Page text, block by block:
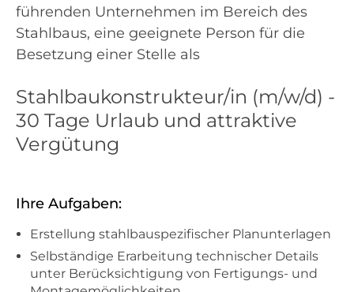
führenden Unternehmen im Bereich des
Stahlbaus, eine geeignete Person für die
Besetzung einer Stelle als
Stahlbaukonstrukteur/in (m/w/d) -
30 Tage Urlaub und attraktive
Vergütung
Ihre Aufgaben:
Erstellung stahlbauspezifischer Planunterlagen
Selbständige Erarbeitung technischer Details
unter Berücksichtigung von Fertigungs- und